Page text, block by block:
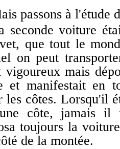
passons à l'étude
seconde voiture
que tout le
on peut
vigoureux mais
et manifestait en
les côtes. Lorsqu'il
côte, jamais il
toujours la
de la montée.